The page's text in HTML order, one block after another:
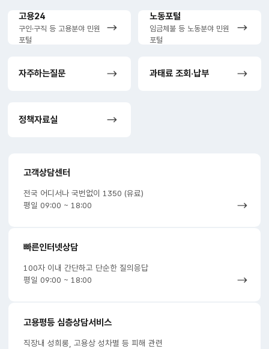
고용24
구인·구직 등 고용분야 민원
포털
과태료 조회·납부
자주하는질문
노동포털
임금체불 등 노동분야 민원
포털
정책자료실
고객상담센터
전국 어디서나 국번없이 1350 (유료)
평일 09:00 ~ 18:00
빠른인터넷상담
100자 이내 간단하고 단순한 질의응답
평일 09:00 ~ 18:00
고용평등 심층상담서비스
직장내 성희롱, 고용상 성차별 등 피해 관련